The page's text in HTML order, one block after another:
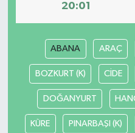
20:01
ABANA ARAÇ
BOZKURT (K) CİDE
DOĞANYURT
KÜRE PINARBAŞI (K)